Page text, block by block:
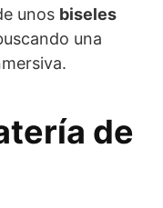
unos biseles
una
de